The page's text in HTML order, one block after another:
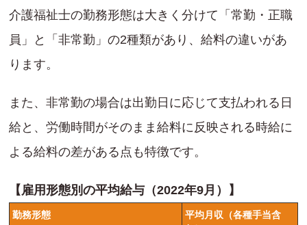
介護福祉士の勤務形態は大きく分けて「常勤・正職
員」と「非常勤」の2種類があり、給料の違いがあ
ります。
また、非常勤の場合は出勤日に応じて支払われる日
給と、労働時間がそのまま給料に反映される時給に
よる給料の差がある点も特徴です。
【雇用形態別の平均給与（2022年9月）】
勤務形態
平均月収（各種手当含